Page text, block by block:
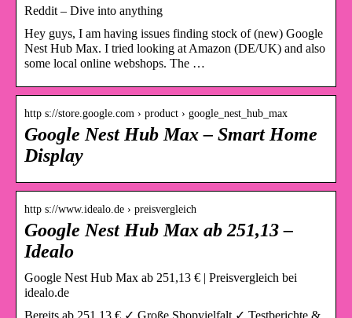
Reddit – Dive into anything
Hey guys, I am having issues finding stock of (new) Google
Nest Hub Max. I tried looking at Amazon (DE/UK) and also
some local online webshops. The …
http s://store.google.com › product › google_nest_hub_max
Google Nest Hub Max – Smart Home
Display
http s://www.idealo.de › preisvergleich
Google Nest Hub Max ab 251,13 –
Idealo
Google Nest Hub Max ab 251,13 € | Preisvergleich bei
idealo.de
Bereits ab 251,13 € ✓ Große Shopvielfalt ✓ Testberichte &